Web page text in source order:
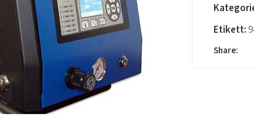
Etikett:
Share: